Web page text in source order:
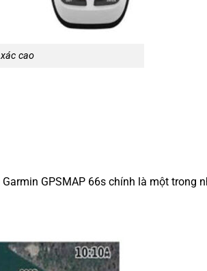
cao
GPSMAP 66s chính là một trong